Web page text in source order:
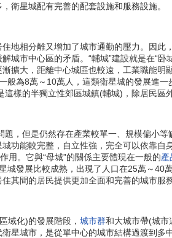
衛星城配有完善的配套設施和服務設施。
相分離又增加了城市通勤的壓力。因此
城市中心區的矛盾。“輔城”建設就是在“卧
擴大，距離中心城區也較遠，工業職能
為8萬～10萬人，這類衛星城的發展進一
樣的半獨立性郊區城鎮(輔城)，除居民區
題，但是仍然存在產業較單一、規模偏小
能較完整，自立性強，完全可以依靠自
用。它與“母城”的關係主要體現在一般的產
城發展比較成熟，出現了人口在25萬～
其間的居民提供更加全面和完善的城市服
化)的發展階段， 城市群和大城市帶(城市
星城市，是從單中心的城市結構過渡到